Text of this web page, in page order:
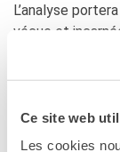
Ce site web
Les cookies
L’analyse
vécue et
dans la
soulignant ainsi
confrontation